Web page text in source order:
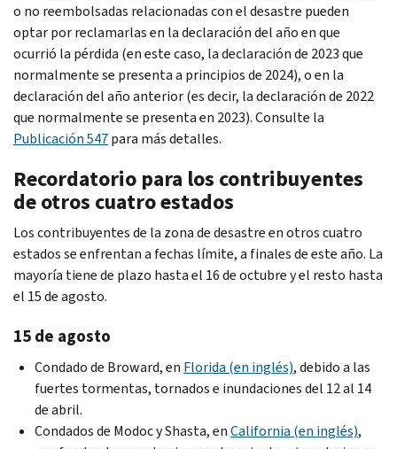
o no reembolsadas relacionadas con el desastre pueden
optar por reclamarlas en la declaración del año en que
ocurrió la pérdida (en este caso, la declaración de 2023 que
normalmente se presenta a principios de 2024), o en la
declaración del año anterior (es decir, la declaración de 2022
que normalmente se presenta en 2023). Consulte la
Publicación 547para más detalles.
Recordatorio para los contribuyentes
de otros cuatro estados
Los contribuyentes de la zona de desastre en otros cuatro
estados se enfrentan a fechas límite, a finales de este año. La
mayoría tiene de plazo hasta el 16 de octubre y el resto hasta
el 15 de agosto.
15 de agosto
Condado de Broward, en Florida (en inglés), debido a las
fuertes tormentas, tornados e inundaciones del 12 al 14
de abril.
Condados de ModocyShasta, enCalifornia (en inglés),